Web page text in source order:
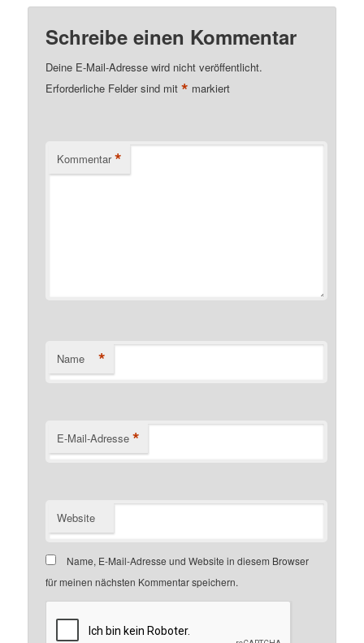
Schreibe einen Kommentar
Deine E-Mail-Adresse wird nicht veröffentlicht.
Erforderliche Felder sind mit* markiert
Kommentar *
Name *
E-Mail-Adresse *
Website
Name, E-Mail-Adresse und Website in diesem Browser
für meinen nächsten Kommentar speichern.